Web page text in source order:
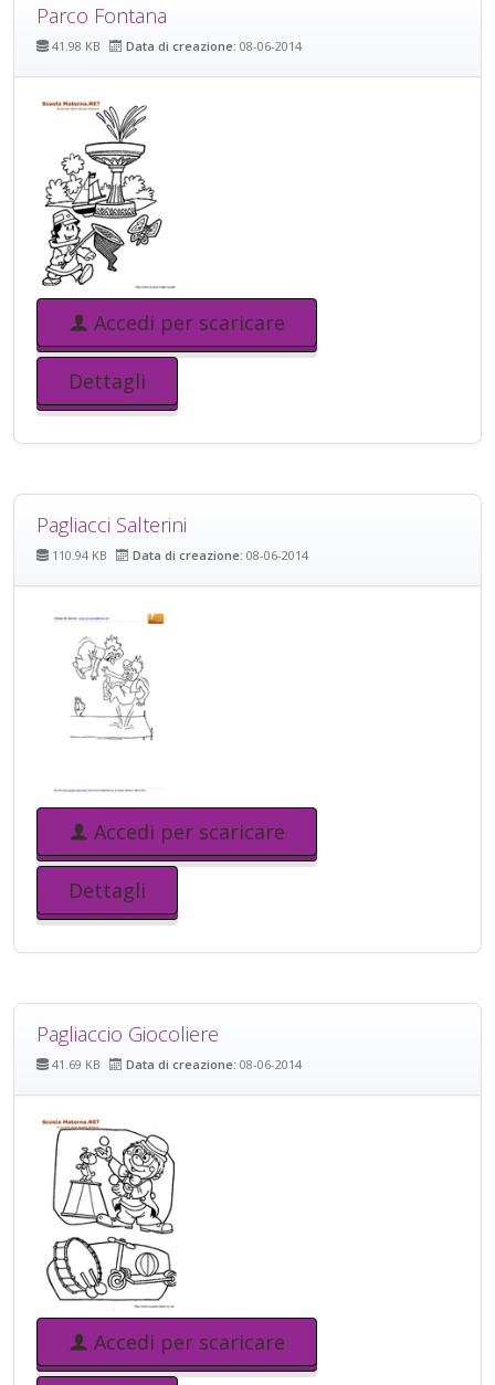
Parco Fontana
41.98 KB Data di creazione: 08-06-2014
Accedi per scaricare
Dettagli
Pagliacci Salterini
110.94 KB Data di creazione: 08-06-2014
Accedi per scaricare
Dettagli
Pagliaccio Giocoliere
41.69 KB Data di creazione: 08-06-2014
Accedi per scaricare